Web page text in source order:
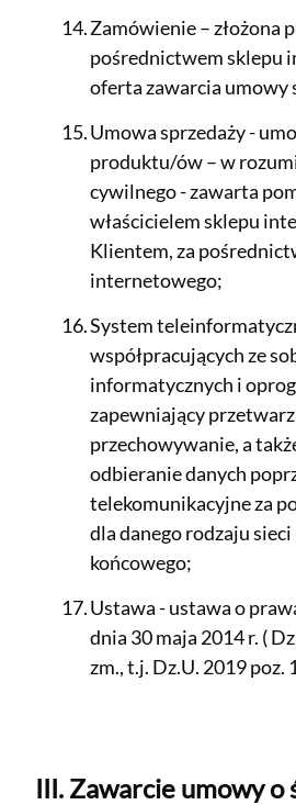
Zamówienie – złożona
pośrednictwem sklepu
oferta zawarcia umowy
Umowa sprzedaży -
produktu/ów – w
cywilnego - zawarta
właścicielem sklepu
Klientem, za
internetowego;
System
współpracujących ze
informatycznych i
zapewniający
przechowywanie, a
odbieranie danych
telekomunikacyjne za
dla danego rodzaju
końcowego;
Ustawa - ustawa o
dnia 30 maja 2014 r. (
zm., t.j. Dz.U. 2019 poz.
III. Zawarcie umowy o